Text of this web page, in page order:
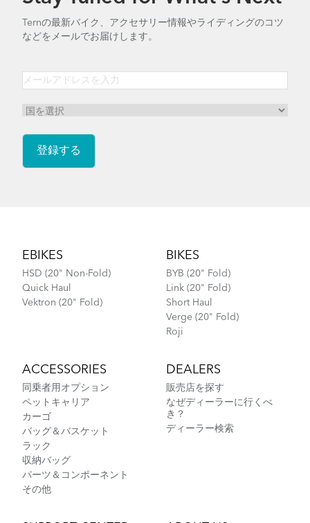
Ternの最新バイク、アクセサリー情報やライディングのコツ
などをメールでお届けします。
EBIKES
HSD (20" Non-Fold)
Quick Haul
Vektron (20" Fold)
BIKES
BYB (20" Fold)
Link (20" Fold)
Short Haul
Verge (20" Fold)
Roji
ACCESSORIES
同乗者用オプション
ペットキャリア
カーゴ
バッグ＆バスケット
ラック
収納バッグ
パーツ＆コンポーネント
その他
DEALERS
販売店を探す
なぜディーラーに行くべ
き？
ディーラー検索